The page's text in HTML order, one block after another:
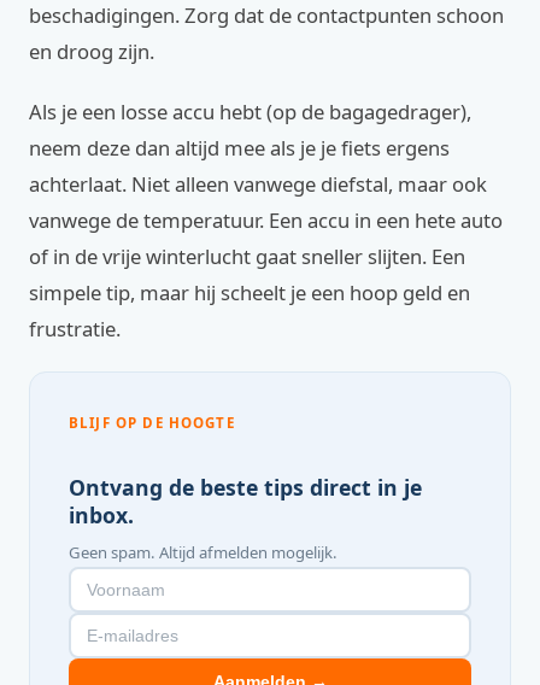
beschadigingen. Zorg dat de contactpunten schoon
en droog zijn.
Als je een losse accu hebt (op de bagagedrager),
neem deze dan altijd mee als je je fiets ergens
achterlaat. Niet alleen vanwege diefstal, maar ook
vanwege de temperatuur. Een accu in een hete auto
of in de vrije winterlucht gaat sneller slijten. Een
simpele tip, maar hij scheelt je een hoop geld en
frustratie.
BLIJF OP DE HOOGTE
Ontvang de beste tips direct in je
inbox.
Geen spam. Altijd afmelden mogelijk.
Aanmelden →